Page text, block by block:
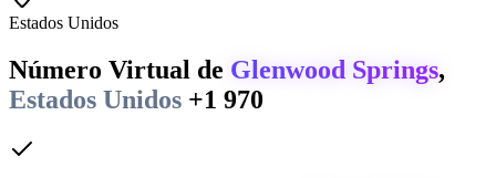
Estados Unidos
Número Virtual de Glenwood Springs,
Estados Unidos +1 970